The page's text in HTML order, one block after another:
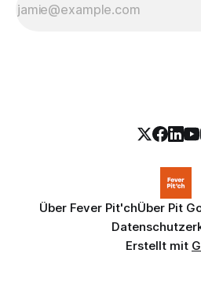
Über Fever Pit'chÜber Pit
Erstellt mit